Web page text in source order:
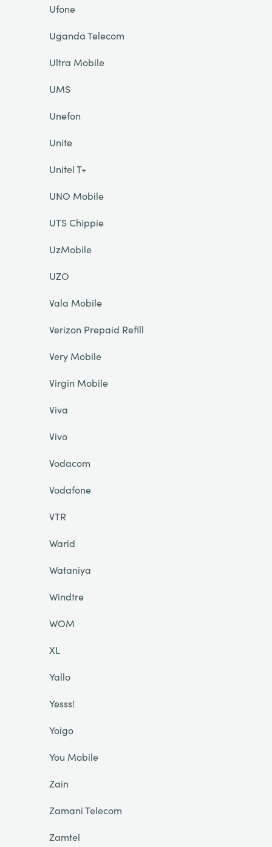
Ufone
Uganda Telecom
Ultra Mobile
UMS
Unefon
Unite
Unitel T+
UNO Mobile
UTS Chippie
UzMobile
UZO
Vala Mobile
Verizon Prepaid Refill
Very Mobile
Virgin Mobile
Viva
Vivo
Vodacom
Vodafone
VTR
Warid
Wataniya
Windtre
WOM
XL
Yallo
Yesss!
Yoigo
You Mobile
Zain
Zamani Telecom
Zamtel